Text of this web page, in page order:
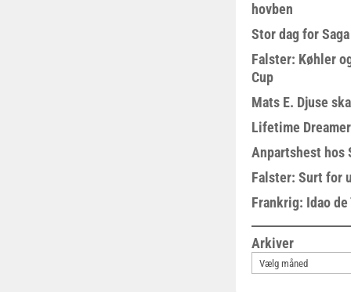
hovben
Stor dag for
Falster: Køhler
Cup
Mats E. Djuse
Lifetime
Anpartshest hos
Falster: Surt for
Frankrig: Idao
Arkiver